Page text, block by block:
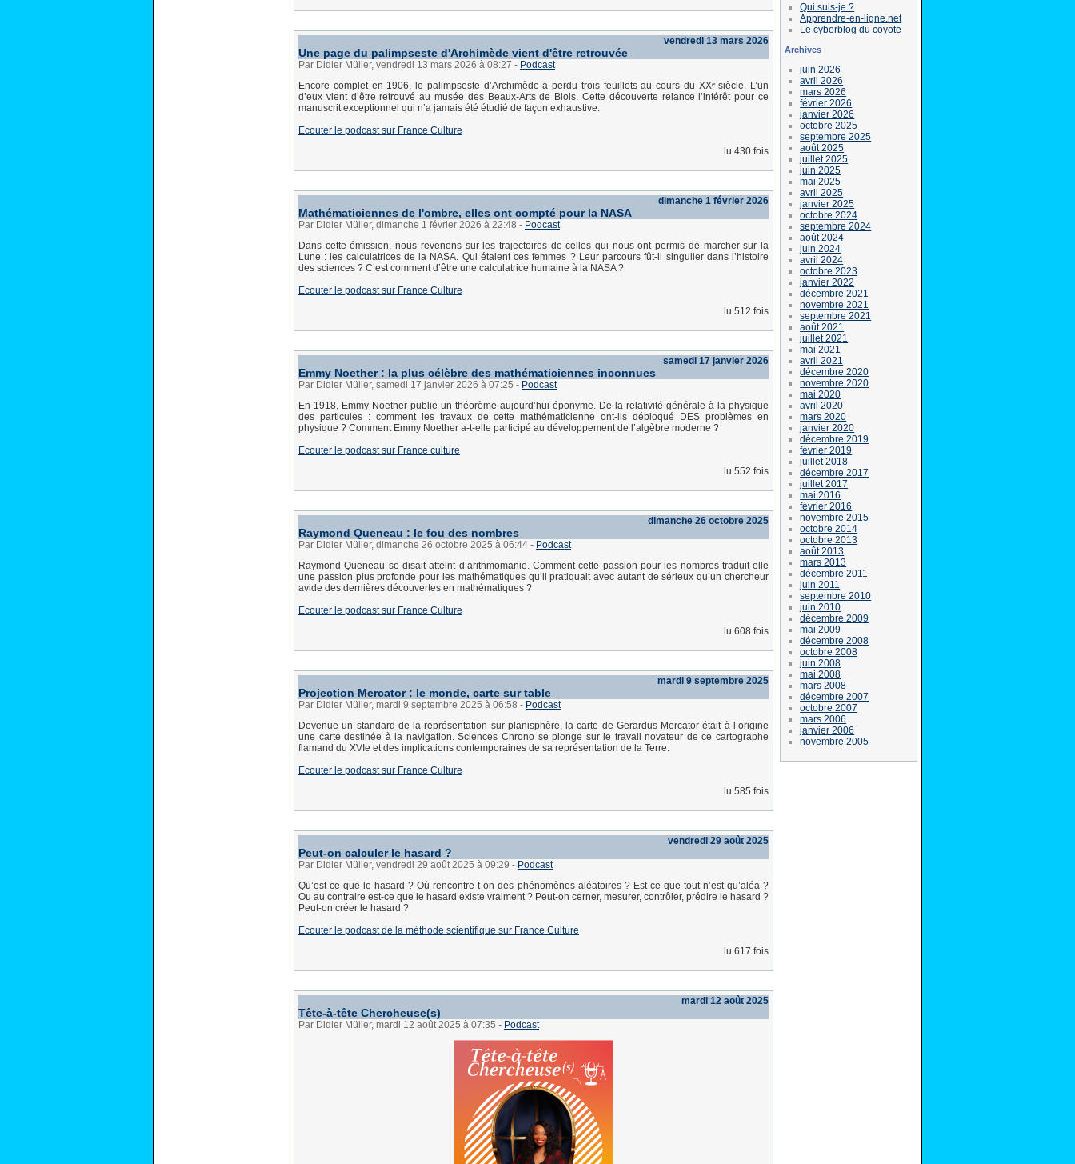
vendredi 13 mars 2026
Une page du palimpseste d'Archimède vient d'être retrouvée
Par Didier Müller, vendredi 13 mars 2026 à 08:27 - Podcast
Encore complet en 1906, le palimpseste d’Archimède a perdu trois feuillets au cours du XXᵉ siècle. L’un
d’eux vient d’être retrouvé au musée des Beaux-Arts de Blois. Cette découverte relance l’intérêt pour ce
manuscrit exceptionnel qui n’a jamais été étudié de façon exhaustive.
Ecouter le podcast sur France Culture
lu 430 fois
dimanche 1 février 2026
Mathématiciennes de l'ombre, elles ont compté pour la NASA
Par Didier Müller, dimanche 1 février 2026 à 22:48 - Podcast
Dans cette émission, nous revenons sur les trajectoires de celles qui nous ont permis de marcher sur la
Lune : les calculatrices de la NASA. Qui étaient ces femmes ? Leur parcours fût-il singulier dans l’histoire
des sciences ? C’est comment d’être une calculatrice humaine à la NASA ?
Ecouter le podcast sur France Culture
lu 512 fois
samedi 17 janvier 2026
Emmy Noether : la plus célèbre des mathématiciennes inconnues
Par Didier Müller, samedi 17 janvier 2026 à 07:25 - Podcast
En 1918, Emmy Noether publie un théorème aujourd’hui éponyme. De la relativité générale à la physique
des particules : comment les travaux de cette mathématicienne ont-ils débloqué DES problèmes en
physique ? Comment Emmy Noether a-t-elle participé au développement de l’algèbre moderne ?
Ecouter le podcast sur France culture
lu 552 fois
dimanche 26 octobre 2025
Raymond Queneau : le fou des nombres
Par Didier Müller, dimanche 26 octobre 2025 à 06:44 - Podcast
Raymond Queneau se disait atteint d’arithmomanie. Comment cette passion pour les nombres traduit-elle
une passion plus profonde pour les mathématiques qu’il pratiquait avec autant de sérieux qu’un chercheur
avide des dernières découvertes en mathématiques ?
Ecouter le podcast sur France Culture
lu 608 fois
mardi 9 septembre 2025
Projection Mercator : le monde, carte sur table
Par Didier Müller, mardi 9 septembre 2025 à 06:58 - Podcast
Devenue un standard de la représentation sur planisphère, la carte de Gerardus Mercator était à l’origine
une carte destinée à la navigation. Sciences Chrono se plonge sur le travail novateur de ce cartographe
flamand du XVIe et des implications contemporaines de sa représentation de la Terre.
Ecouter le podcast sur France Culture
lu 585 fois
vendredi 29 août 2025
Peut-on calculer le hasard ?
Par Didier Müller, vendredi 29 août 2025 à 09:29 - Podcast
Qu’est-ce que le hasard ? Où rencontre-t-on des phénomènes aléatoires ? Est-ce que tout n’est qu’aléa ?
Ou au contraire est-ce que le hasard existe vraiment ? Peut-on cerner, mesurer, contrôler, prédire le hasard ?
Peut-on créer le hasard ?
Ecouter le podcast de la méthode scientifique sur France Culture
lu 617 fois
mardi 12 août 2025
Tête-à-tête Chercheuse(s)
Par Didier Müller, mardi 12 août 2025 à 07:35 - Podcast
Qui suis-je ?
Apprendre-en-ligne.net
Le cyberblog du coyote
Archives
juin 2026
avril 2026
mars 2026
février 2026
janvier 2026
octobre 2025
septembre 2025
août 2025
juillet 2025
juin 2025
mai 2025
avril 2025
janvier 2025
octobre 2024
septembre 2024
août 2024
juin 2024
avril 2024
octobre 2023
janvier 2022
décembre 2021
novembre 2021
septembre 2021
août 2021
juillet 2021
mai 2021
avril 2021
décembre 2020
novembre 2020
mai 2020
avril 2020
mars 2020
janvier 2020
décembre 2019
février 2019
juillet 2018
décembre 2017
juillet 2017
mai 2016
février 2016
novembre 2015
octobre 2014
octobre 2013
août 2013
mars 2013
décembre 2011
juin 2011
septembre 2010
juin 2010
décembre 2009
mai 2009
décembre 2008
octobre 2008
juin 2008
mai 2008
mars 2008
décembre 2007
octobre 2007
mars 2006
janvier 2006
novembre 2005